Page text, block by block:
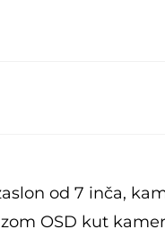
od 7 inča,
OSD kut